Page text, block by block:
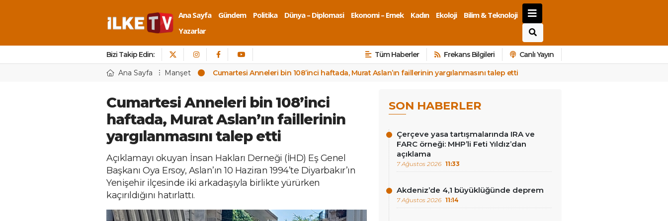
Ana Sayfa Gündem Politika Dünya – Diplomasi Ekonomi – Emek Kadın Ekoloji
Bilim & Teknoloji
Yazarlar
Bizi Takip Edin: Tüm Haberler Frekans Bilgileri Canlı Yayın
Ana Sayfa Manşet Cumartesi Anneleri bin 108’inci haftada, Murat Aslan’ın faillerinin yargılanmasını talep etti
Cumartesi Anneleri bin 108’inci
haftada, Murat Aslan’ın faillerinin
yargılanmasını talep etti
Açıklamayı okuyan İnsan Hakları Derneği (İHD) Eş Genel
Başkanı Oya Ersoy, Aslan’ın 10 Haziran 1994’te Diyarbakır’ın
Yenişehir ilçesinde iki arkadaşıyla birlikte yürürken
kaçırıldığını hatırlattı.
SON HABERLER
Çerçeve yasa tartışmalarında IRA ve
FARC örneği: MHP’li Feti Yıldız’dan
açıklama
7 Ağustos 2026 11:33
Akdeniz’de 4,1 büyüklüğünde deprem
7 Ağustos 2026 11:14